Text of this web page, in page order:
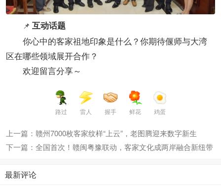
📌 互动话题
你心中的客家祖地印象是什么？你期待偃师与大湾
区在哪些领域展开合作？
欢迎留言分享～
路过 雷人 握手 鲜花 鸡蛋
上一篇：赣州7000枚客家纹样“上云”，老图腾迎来数字新生
下一篇：全国首次！赣闽粤豫联动，客家文化成两岸融合新纽带
最新评论